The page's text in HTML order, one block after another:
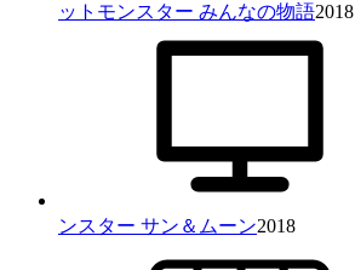
ットモンスター みんなの物語2018
ンスター サン＆ムーン2018